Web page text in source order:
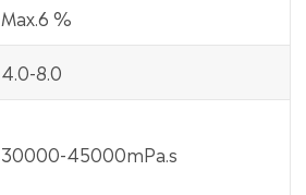
Max.6 %
4.0-8.0
30000-45000mPa.s